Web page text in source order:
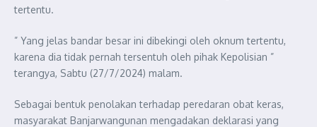
tertentu.
” Yang jelas bandar besar ini dibekingi oleh oknum tertentu,
karena dia tidak pernah tersentuh oleh pihak Kepolisian ”
terangya, Sabtu (27/7/2024) malam.
Sebagai bentuk penolakan terhadap peredaran obat keras,
masyarakat Banjarwangunan mengadakan deklarasi yang